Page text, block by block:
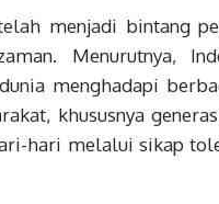
menjadi bintang
Menurutnya,
menghadapi
khususnya
hari melalui sikap